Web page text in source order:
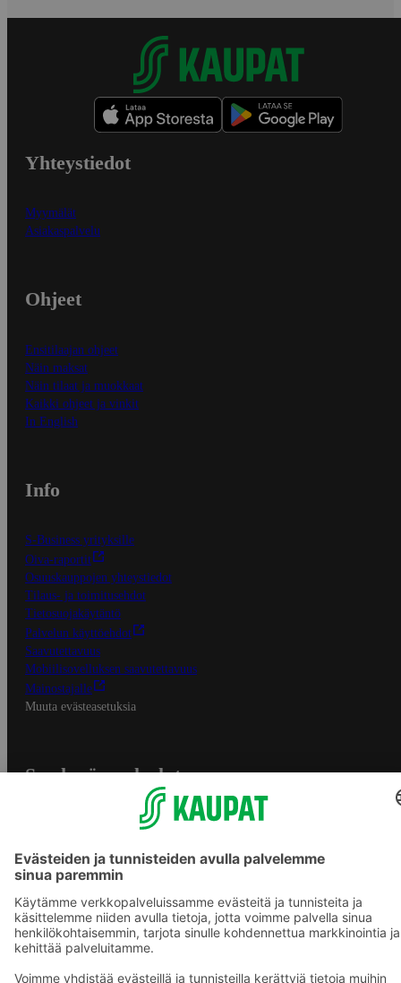
Yhteystiedot
Myymälät
Asiakaspalvelu
Ohjeet
Ensitilaajan ohjeet
Näin maksat
Näin tilaat ja muokkaat
Kaikki ohjeet ja vinkit
In English
Info
S-Business yrityksille
Oiva-raportit
Osuuskauppojen yhteystiedot
Tilaus- ja toimitusehdot
Tietosuojakäytäntö
Palvelun käyttöehdot
Saavutettavuus
Mobiilisovelluksen saavutettavuus
Mainostajalle
Muuta evästeasetuksia
S-ryhmän palvelut
Yhteishyvä Ruoka -sovellus
S-ostoslista -sovellus
Prisma.fi
Sokos.fi
S-Pankki